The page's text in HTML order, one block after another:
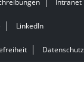
Intranet
LinkedIn
Datenschutz